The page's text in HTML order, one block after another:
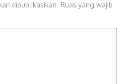
dipublikasikan. Ruas yang wajib